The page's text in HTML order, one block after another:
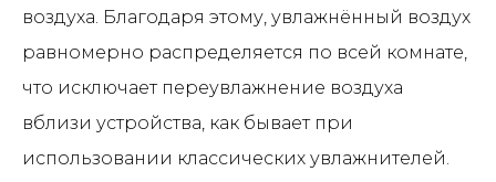
воздуха. Благодаря этому, увлажнённый воздух
равномерно распределяется по всей комнате,
что исключает переувлажнение воздуха
вблизи устройства, как бывает при
использовании классических увлажнителей.